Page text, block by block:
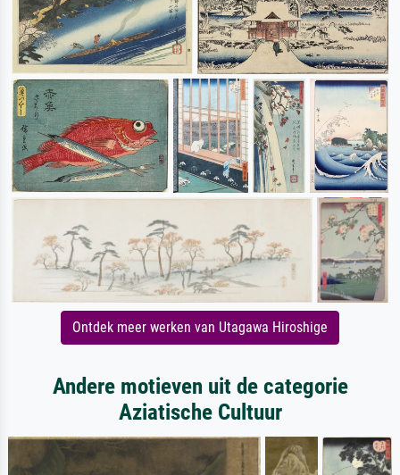
Ontdek meer werken van Utagawa Hiroshige
Andere motieven uit de categorie
Aziatische Cultuur